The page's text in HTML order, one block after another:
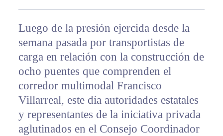
Luego de la presión ejercida desde la
semana pasada por transportistas de
carga en relación con la construcción de
ocho puentes que comprenden el
corredor multimodal Francisco
Villarreal, este día autoridades estatales
y representantes de la iniciativa privada
aglutinados en el Consejo Coordinador